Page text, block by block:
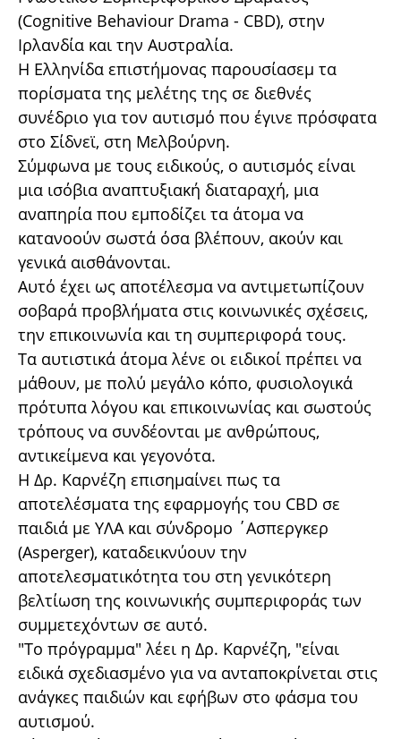
(Cognitive Behaviour Drama - CBD), στην
Ιρλανδία και την Αυστραλία.
Η Ελληνίδα επιστήμονας παρουσίασεμ τα
πορίσματα της μελέτης της σε διεθνές
συνέδριο για τον αυτισμό που έγινε πρόσφατα
στο Σίδνεϊ, στη Μελβούρνη.
Σύμφωνα με τους ειδικούς, ο αυτισμός είναι
μια ισόβια αναπτυξιακή διαταραχή, μια
αναπηρία που εμποδίζει τα άτομα να
κατανοούν σωστά όσα βλέπουν, ακούν και
γενικά αισθάνονται.
Αυτό έχει ως αποτέλεσμα να αντιμετωπίζουν
σοβαρά προβλήματα στις κοινωνικές σχέσεις,
την επικοινωνία και τη συμπεριφορά τους.
Τα αυτιστικά άτομα λένε οι ειδικοί πρέπει να
μάθουν, με πολύ μεγάλο κόπο, φυσιολογικά
πρότυπα λόγου και επικοινωνίας και σωστούς
τρόπους να συνδέονται με ανθρώπους,
αντικείμενα και γεγονότα.
Η Δρ. Καρνέζη επισημαίνει πως τα
αποτελέσματα της εφαρμογής του CBD σε
παιδιά με ΥΛΑ και σύνδρομο ΄Ασπεργκερ
(Asperger), καταδεικνύουν την
αποτελεσματικότητα του στη γενικότερη
βελτίωση της κοινωνικής συμπεριφοράς των
συμμετεχόντων σε αυτό.
"Το πρόγραμμα" λέει η Δρ. Καρνέζη, "είναι
ειδικά σχεδιασμένο για να ανταποκρίνεται στις
ανάγκες παιδιών και εφήβων στο φάσμα του
αυτισμού.